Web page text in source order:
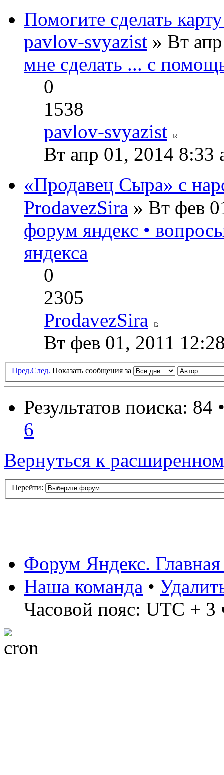
Помогите сделать
pavlov-svyazist » Вт
мне сделать ... с
0
1538
pavlov-svyazist
Вт апр 01, 2014 8:33
«Продавец Сыра» с
ProdavezSira » Вт фев
форум яндекс •
яндекса
0
2305
ProdavezSira
Вт фев 01, 2011
Пред.След. Показать сообщения за
Результатов поиска: 84
6
Вернуться к
Перейти:
Форум Яндекс.
Наша команда •
Часовой пояс: UTC + 3